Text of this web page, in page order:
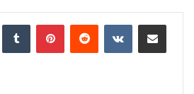
Tumblr PinterestReddit VKontakteShare via Email